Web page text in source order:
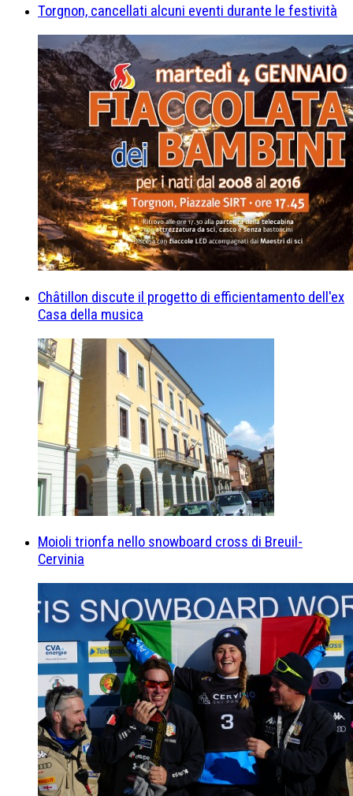
Torgnon, cancellati alcuni eventi durante le festività
Châtillon discute il progetto di efficientamento dell'ex
Casa della musica
Moioli trionfa nello snowboard cross di Breuil-
Cervinia